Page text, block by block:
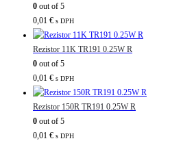
0 out of 5
0,01 € s DPH
Rezistor 11K TR191 0.25W R
0 out of 5
0,01 € s DPH
Rezistor 150R TR191 0.25W R
0 out of 5
0,01 € s DPH